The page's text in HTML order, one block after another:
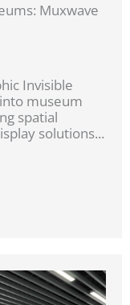
Muxwave
Invisible
museum
spatial
solutions...